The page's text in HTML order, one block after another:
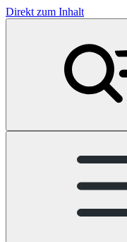
Direkt zum Inhalt